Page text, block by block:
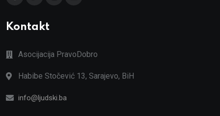
Kontakt
Asocijacija PravoDobro
Habibe Stočević 13, Sarajevo, BiH
info@ljudski.ba